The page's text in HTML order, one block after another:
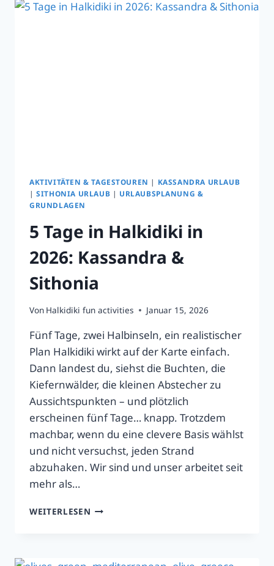
DÖRFER
AKTIVITÄTEN & TAGESTOUREN | KASSANDRA URLAUB
|SITHONIA URLAUB | URLAUBSPLANUNG &
GRUNDLAGEN
5 Tage in Halkidiki in
2026: Kassandra &
Sithonia
Von Halkidiki fun activities Januar 15, 2026
Fünf Tage, zwei Halbinseln, ein realistischer
Plan Halkidiki wirkt auf der Karte einfach.
Dann landest du, siehst die Buchten, die
Kiefernwälder, die kleinen Abstecher zu
Aussichtspunkten – und plötzlich
erscheinen fünf Tage… knapp. Trotzdem
machbar, wenn du eine clevere Basis wählst
und nicht versuchst, jeden Strand
abzuhaken. Wir sind und unser arbeitet seit
mehr als…
WEITERLESEN 5